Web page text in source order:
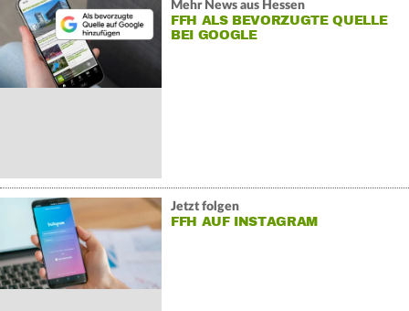
Mehr News aus Hessen
FFH ALS BEVORZUGTE QUELLE
BEI GOOGLE
Jetzt folgen
FFH AUF INSTAGRAM